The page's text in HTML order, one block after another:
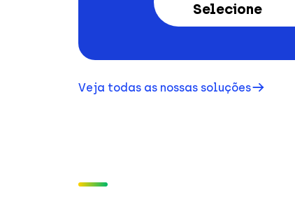
Selecione
Veja todas as nossas soluções